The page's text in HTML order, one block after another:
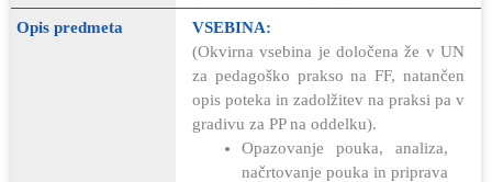
Opis predmeta
VSEBINA:
(Okvirna vsebina je določena že v UN
za pedagoško prakso na FF, natančen
opis poteka in zadolžitev na praksi pa v
gradivu za PP na oddelku).
Opazovanje pouka, analiza,
načrtovanje pouka in priprava